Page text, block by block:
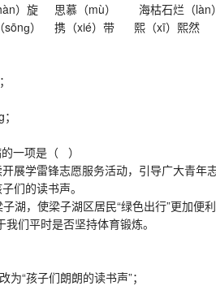
）旋 思慕（mù） 海枯石烂（làn）
） 携（xié）带 熙（xī）熙然
一项是（ ）
学雷锋志愿服务活动，引导广大青年志
的读书声。
，使梁子湖区居民“绿色出行”更加便利
们平时是否坚持体育锻炼。
“孩子们朗朗的读书声”；